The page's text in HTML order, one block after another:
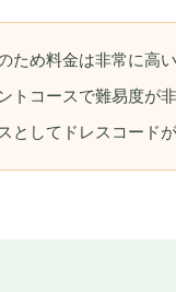
ため料金は非常に高
トコースで難易度が
としてドレスコード